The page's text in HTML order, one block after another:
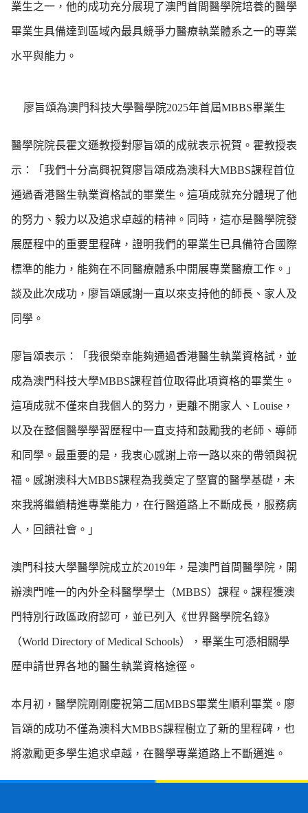
業生之一，他的成功充分展現了澳門首間醫學院培養的醫學
畢業生具備達到區域內最具競爭力醫療執業體系之一的專業
水平與能力。
廖旨頌為澳門科技大學醫學院2025年首屆MBBS畢業生
醫學院院長霍文遜教授對廖旨頌的成就表示祝賀。霍教授表
示：「我們十分高興祝賀廖旨頌成為澳科大MBBS課程首位
通過香港醫生執業資格試的畢業生。這項成就充分體現了他
的努力、毅力以及追求卓越的精神。同時，這亦是醫學院發
展歷程中的重要里程碑，證明我們的畢業生已具備符合國際
標準的能力，能夠在不同醫療體系中開展專業醫療工作。」
談及此次成功，廖旨頌感謝一直以來支持他的師長、家人及
同學。
廖旨頌表示：「我很榮幸能夠通過香港醫生執業資格試，並
成為澳門科技大學MBBS課程首位取得此項資格的畢業生。
這項成就不僅來自我個人的努力，更離不開家人、Louise，
以及在整個醫學學習歷程中一直支持和鼓勵我的老師、導師
和同學。最重要的是，我衷心感謝上帝一路以來的帶領與祝
福。感謝澳科大MBBS課程為我奠定了堅實的醫學基礎，未
來我將繼續精進專業能力，在行醫道路上不斷成長，服務病
人，回饋社會。」
澳門科技大學醫學院成立於2019年，是澳門首間醫學院，開
辦澳門唯一的內外全科醫學學士（MBBS）課程。課程獲澳
門特別行政區政府認可，並已列入《世界醫學院名錄》
（World Directory of Medical Schools），畢業生可憑相關學
歷申請世界各地的醫生執業資格途徑。
本月初，醫學院剛剛慶祝第二屆MBBS畢業生順利畢業。廖
旨頌的成功不僅為澳科大MBBS課程樹立了新的里程碑，也
將激勵更多學生追求卓越，在醫學專業道路上不斷邁進。